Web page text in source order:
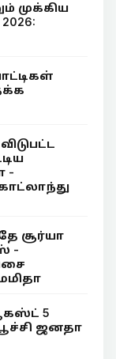
முக்கிய
-
சூர்யா
-
5
ஜனதா